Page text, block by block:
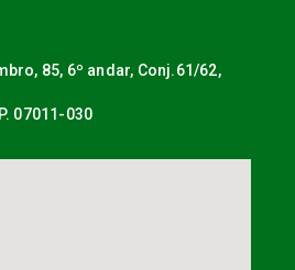
85, 6º andar, Conj.61/62,
07011-030